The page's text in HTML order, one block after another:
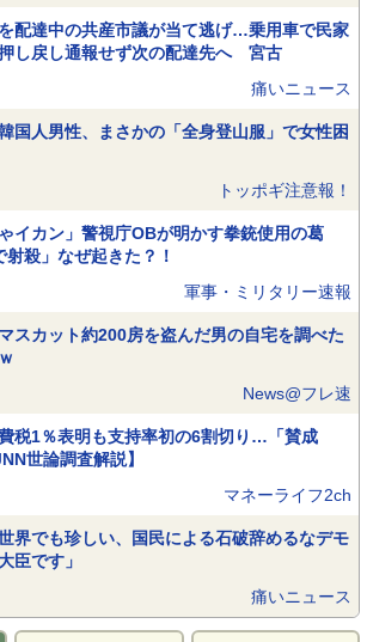
を配達中の共産市議が当て逃げ…乗用車で民家
し戻し通報せず次の配達先へ 宮古
痛いニュース
国人男性、まさかの「全身登山服」で女性困
トッポギ注意報！
イカン」警視庁OBが明かす拳銃使用の葛
殺」なぜ起きた？！
軍事・ミリタリー速報
スカット約200房を盗んだ男の自宅を調べた
News@フレ速
税1％表明も支持率初の6割切り…「賛成
世論調査解説】
マネーライフ2ch
界でも珍しい、国民による石破辞めるなデモ
臣です」
痛いニュース